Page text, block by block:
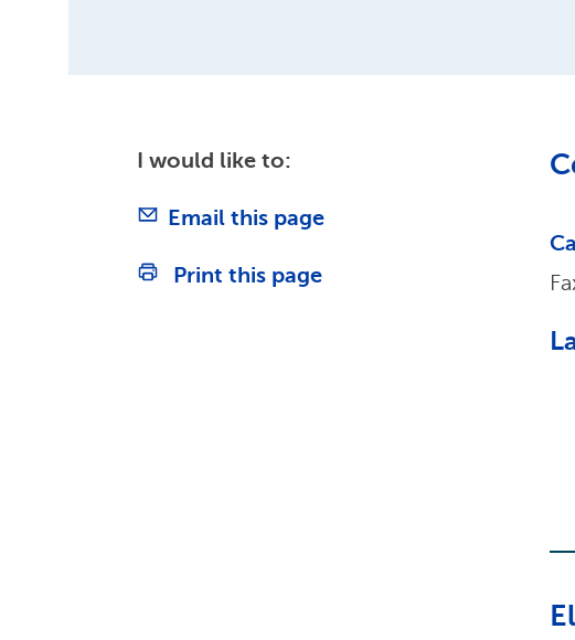
I would like to:
Email this page
Print this page